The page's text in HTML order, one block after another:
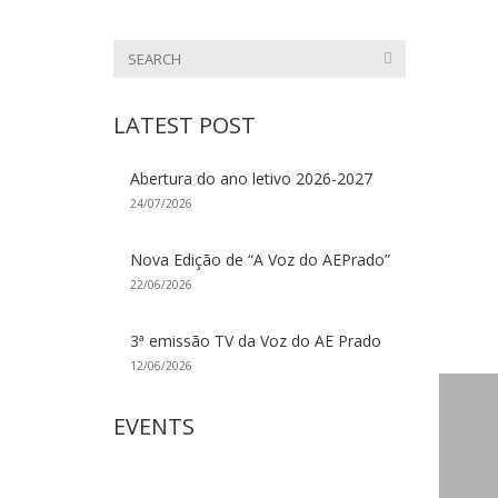
LATEST POST
Abertura do ano letivo 2026-2027
24/07/2026
Nova Edição de “A Voz do AEPrado”
22/06/2026
3ª emissão TV da Voz do AE Prado
12/06/2026
EVENTS